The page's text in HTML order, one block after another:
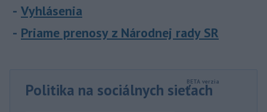
Vyhlásenia
Priame prenosy z Národnej rady SR
Politika na sociálnych sieťach